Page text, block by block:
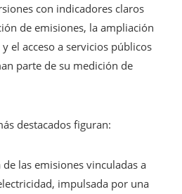
con indicadores claros
de emisiones, la ampliación
el acceso a servicios públicos
parte de su medición de
destacados figuran:
las emisiones vinculadas a
impulsada por una